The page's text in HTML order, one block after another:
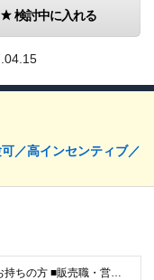
検討中に入れる
／高インセンティブ／
以下いずれかの経験をお持ちの方 ■販売職・営業職での顧客への提案経験をお持ちの方 ■建築関連の知識をお持ちの方